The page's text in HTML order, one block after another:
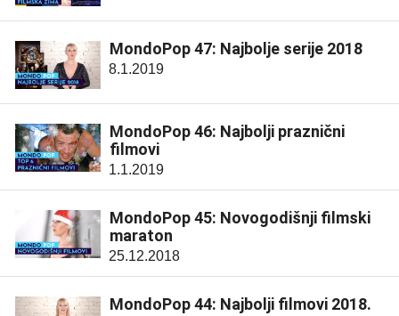
MondoPop 47: Najbolje serije 2018
8.1.2019
MondoPop 46: Najbolji praznični
filmovi
1.1.2019
MondoPop 45: Novogodišnji filmski
maraton
25.12.2018
MondoPop 44: Najbolji filmovi 2018.